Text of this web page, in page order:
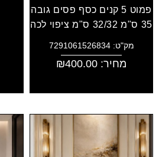
פמוט 5 קנים כסף פסים גובה
35 ס"מ 32/32 ס"מ ציפוי לכה
מק"ט: 7291061526834
מחיר: ₪400.00